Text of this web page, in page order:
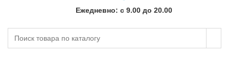
Ежедневно: с 9.00 до 20.00